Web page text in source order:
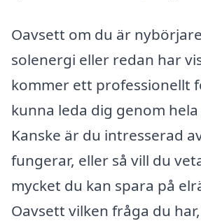
Oavsett om du är
solenergi eller redan har
kommer ett professionellt
kunna leda dig genom
Kanske är du intresserad
fungerar, eller så vill du
mycket du kan spara på
Oavsett vilken fråga du